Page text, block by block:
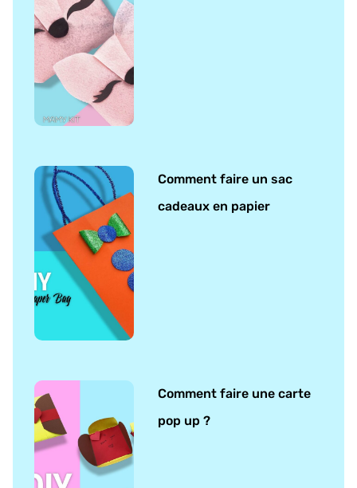
Comment faire un sac
cadeaux en papier
Comment faire une carte
pop up ?